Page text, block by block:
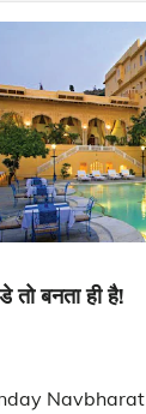
तो बनता ही है!